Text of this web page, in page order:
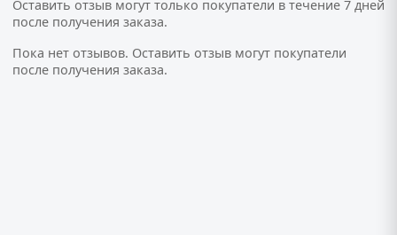
Оставить отзыв могут только покупатели в течение 7 дней
после получения заказа.
Пока нет отзывов. Оставить отзыв могут покупатели
после получения заказа.